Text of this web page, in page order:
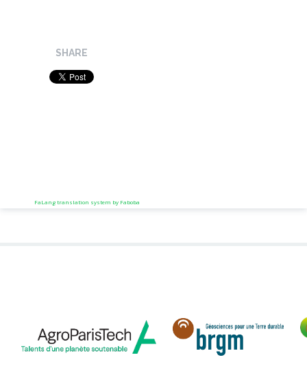
SHARE
FaLang translation system by Faboba